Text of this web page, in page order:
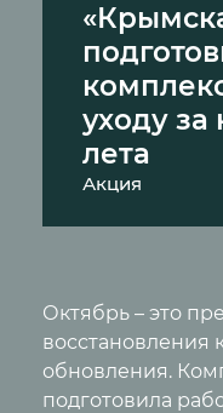
уходу
лета
Акция
Октябрь – это
восстановления
обновления.
подготовила